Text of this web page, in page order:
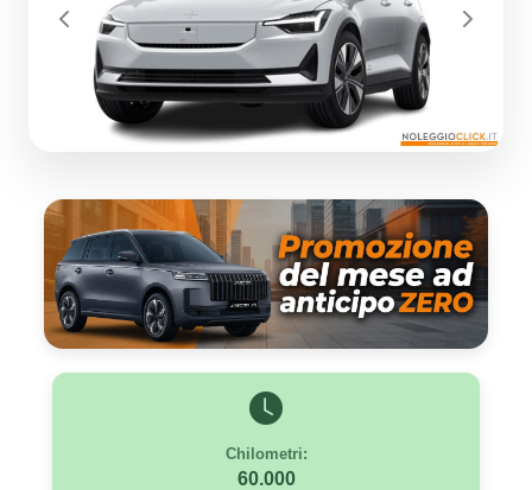
Previous Next
Chilometri:
60.000